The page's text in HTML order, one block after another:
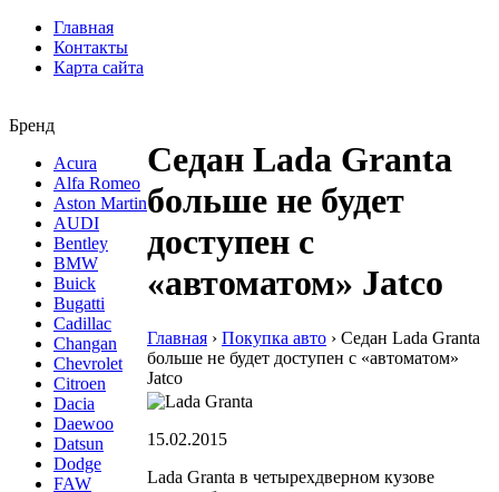
Главная
Контакты
Карта сайта
Бренд
Acura
Alfa Romeo
Aston Martin
AUDI
Bentley
BMW
Buick
Bugatti
Cadillac
Changan
Chevrolet
Citroen
Dacia
Daewoo
Datsun
Dodge
FAW
Седан Lada Granta
больше не будет
доступен с
«автоматом» Jatco
Главная › Покупка авто › Седан Lada Granta
больше не будет доступен с «автоматом»
Jatco
15.02.2015
Lada Granta в четырехдверном кузове